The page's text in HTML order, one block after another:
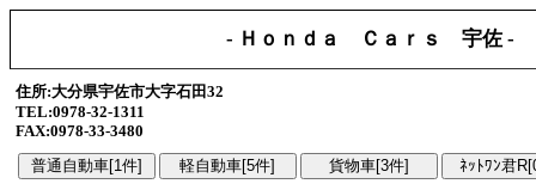
- Ｈｏｎｄａ Ｃａｒｓ 宇佐 -
住所:大分県宇佐市大字石田32
TEL:0978-32-1311
FAX:0978-33-3480